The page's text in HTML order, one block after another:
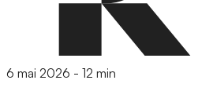
6 mai 2026 - 12 min